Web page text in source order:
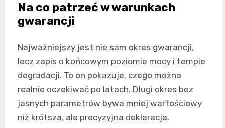
Na co patrzeć w warunkach
gwarancji
Najważniejszy jest nie sam okres gwarancji,
lecz zapis o końcowym poziomie mocy i tempie
degradacji. To on pokazuje, czego można
realnie oczekiwać po latach. Długi okres bez
jasnych parametrów bywa mniej wartościowy
niż krótsza, ale precyzyjna deklaracja.